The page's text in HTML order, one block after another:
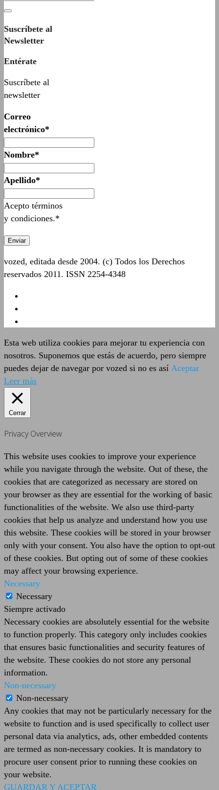
Suscríbete al
Newsletter
Entérate
Suscríbete al
newsletter
Correo
electrónico*
Nombre*
Apellido*
Acepto términos
y condiciones.*
vozed, editada desde 2004. (c) Todos los Derechos
reservados 2011. ISSN 2254-4348
Esta web utiliza cookies para mejorar tu experiencia con
nosotros. Suponemos que estás de acuerdo, pero siempre
puedes dejar de navegar por vozed si no es así Aceptar
Leer más
Cerrar
Privacy Overview
This website uses cookies to improve your experience
while you navigate through the website. Out of these, the
cookies that are categorized as necessary are stored on
your browser as they are essential for the working of basic
functionalities of the website. We also use third-party
cookies that help us analyze and understand how you use
this website. These cookies will be stored in your browser
only with your consent. You also have the option to opt-out
of these cookies. But opting out of some of these cookies
may affect your browsing experience.
Necessary
Necessary
Siempre activado
Necessary cookies are absolutely essential for the website
to function properly. This category only includes cookies
that ensures basic functionalities and security features of
the website. These cookies do not store any personal
information.
Non-necessary
Non-necessary
Any cookies that may not be particularly necessary for the
website to function and is used specifically to collect user
personal data via analytics, ads, other embedded contents
are termed as non-necessary cookies. It is mandatory to
procure user consent prior to running these cookies on
your website.
GUARDAR Y ACEPTAR